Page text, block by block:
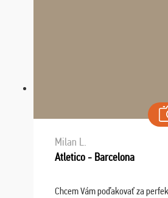
Milan L.
Atletico - Barcelona
Chcem Vám poďakovať za